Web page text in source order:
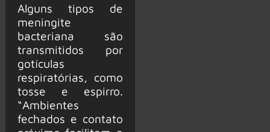
Alguns tipos de
meningite
bacteriana são
transmitidos por
gotículas
respiratórias, como
tosse e espirro.
“Ambientes
fechados e contato